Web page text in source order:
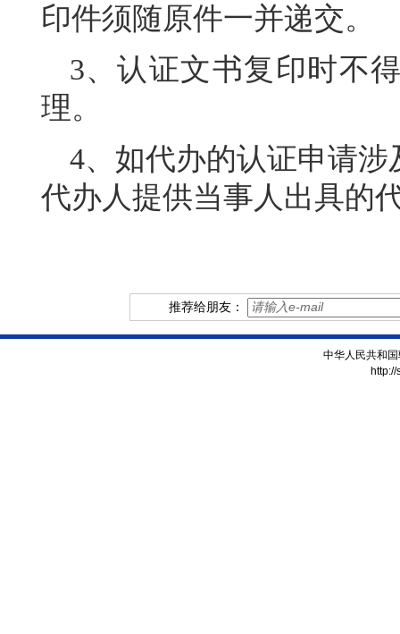
印件须随原件一并递交。
3、认证文书复印时不
理。
4、如代办的认证申请
代办人提供当事人出具的
推荐给朋友：
中华人民共和